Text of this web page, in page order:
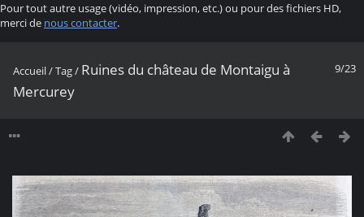
Pour tout autre usage (vidéo, impression, etc.) ou pour des fichiers HD,
merci de nous contacter.
9/23
Accueil/Tag/ Ruines du château de Montaigu à
Mercurey